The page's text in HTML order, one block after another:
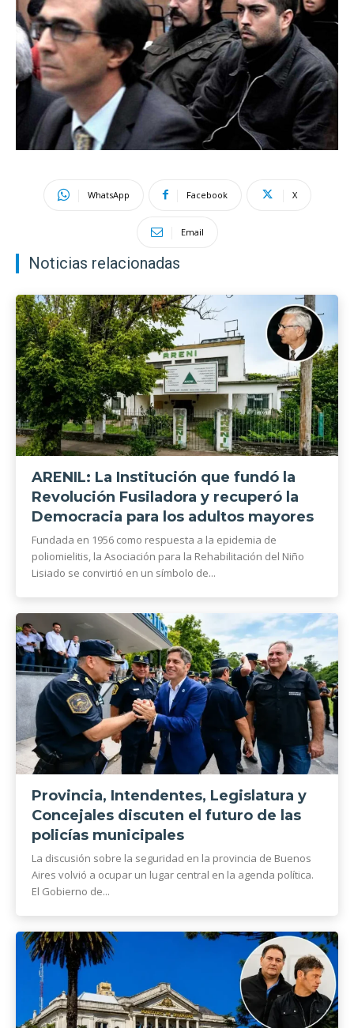
WhatsApp Facebook X
Email
Noticias relacionadas
ARENIL: La Institución que fundó la
Revolución Fusiladora y recuperó la
Democracia para los adultos mayores
Fundada en 1956 como respuesta a la epidemia de
poliomielitis, la Asociación para la Rehabilitación del Niño
Lisiado se convirtió en un símbolo de...
Provincia, Intendentes, Legislatura y
Concejales discuten el futuro de las
policías municipales
La discusión sobre la seguridad en la provincia de Buenos
Aires volvió a ocupar un lugar central en la agenda política.
El Gobierno de...